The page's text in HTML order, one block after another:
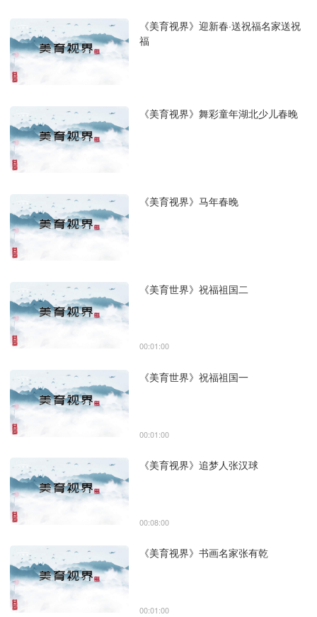
《美育视界》迎新春·送祝福名家送祝
福
《美育视界》舞彩童年湖北少儿春晚
《美育视界》马年春晚
《美育世界》祝福祖国二
00:01:00
《美育世界》祝福祖国一
00:01:00
《美育视界》追梦人张汉球
00:08:00
《美育视界》书画名家张有乾
00:01:00